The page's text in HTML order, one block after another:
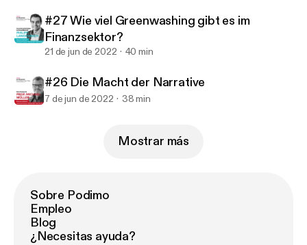
#27 Wie viel Greenwashing gibt es im
Finanzsektor?
21 de jun de 2022 40 min
#26 Die Macht der Narrative
7 de jun de 2022 38 min
Mostrar más
Sobre Podimo
Empleo
Blog
¿Necesitas ayuda?